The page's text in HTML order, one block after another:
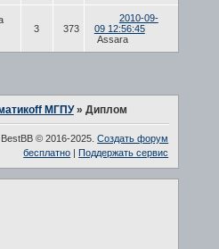
3
373
2010-09-
09 12:56:45
Assara
МГПУ » Диплом
© 2016-2025.Создать форум
бесплатно |Поддержать сервис